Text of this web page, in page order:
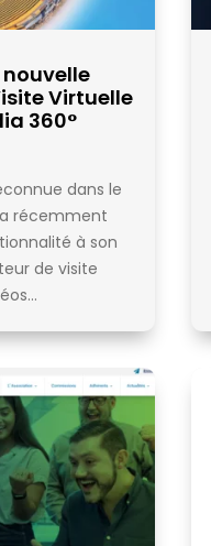
Virtuelle
360°
dans le
récemment
à son
de visite